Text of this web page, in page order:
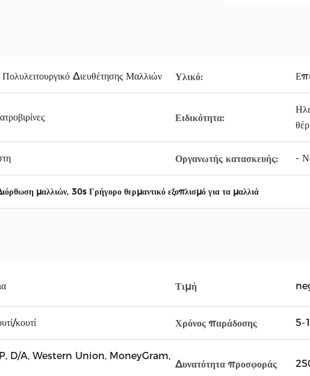
Διευθέτησης Μαλλιών Υλικό:
Ειδικότητα:
Οργανωτής κατασκευής: -
μαλλιών, 30s Γρήγορο θερμαντικό εξοπλισμό για τα μαλλιά
Τιμή
κουτί Χρόνος παράδοσης 5-
D/A, Western Union, MoneyGram,
Δυνατότητα προσφοράς